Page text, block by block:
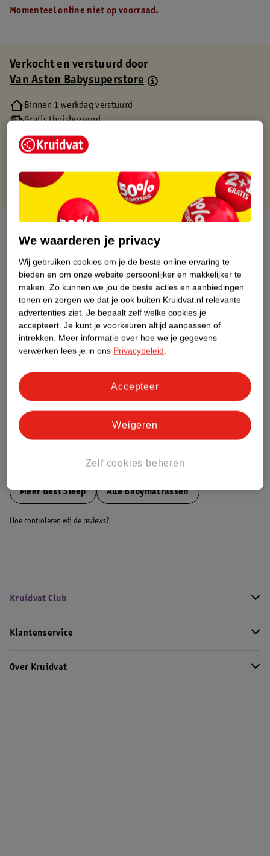
Momenteel online niet op voorraad.
Verkocht en verstuurd door
Van Asten Babysuperstore
Binnen 1 werkdag verstuurd
Gratis thuisbezorgd
Gratis retourneren via verkooppartner.
Gratis punten met je Kruidvat kaart
Productinformatie
Etiketinformatie
Nature Impact Score
Dit product heeft (nog) geen Nature
Impact Score.
Meer informatie
Bestel & Bezorginformatie
MeerBest Sleep Alle Babymatrassen
Hoe controleren wij de reviews?
Kruidvat Club
Klantenservice
Over Kruidvat
We waarderen je privacy
Wij gebruiken cookies om je de beste online ervaring te
bieden en om onze website persoonlijker en makkelijker te
maken. Zo kunnen we jou de beste acties en aanbiedingen
tonen en zorgen we dat je ook buiten Kruidvat.nl relevante
advertenties ziet. Je bepaalt zelf welke cookies je
accepteert. Je kunt je voorkeuren altijd aanpassen of
intrekken. Meer informatie over hoe we je gegevens
verwerken lees je in ons Privacybeleid.
Zelf cookies beheren
Weigeren
Accepteer